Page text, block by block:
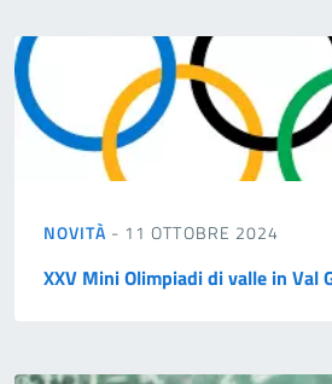
NOVITÀ - 11 OTTOBRE 2024
XXV Mini Olimpiadi di valle in Val